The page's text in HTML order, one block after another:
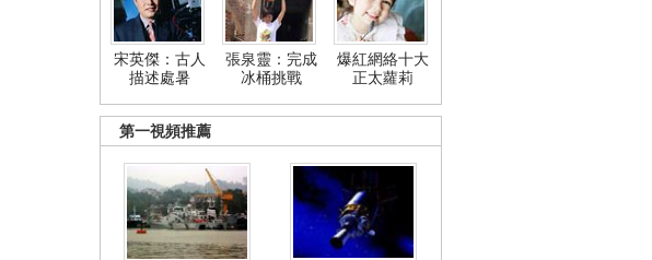
宋英傑：古人
描述處暑
張泉靈：完成
冰桶挑戰
爆紅網絡十大
正太蘿莉
第一視頻推薦